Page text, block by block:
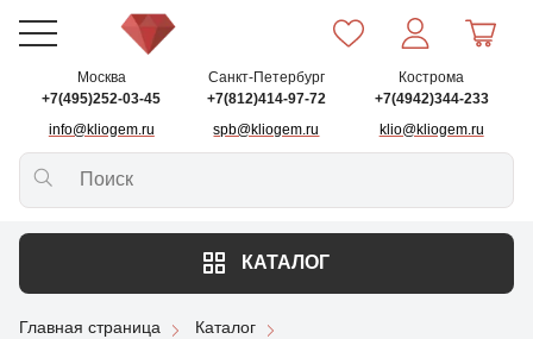
Москва
+7(495)252-03-45
info@kliogem.ru
Санкт-Петербург
+7(812)414-97-72
spb@kliogem.ru
Кострома
+7(4942)344-233
klio@kliogem.ru
КАТАЛОГ
Главная страница
Каталог